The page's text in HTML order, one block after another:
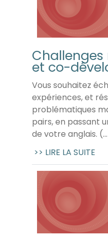
et co-
Vous souhaitez
expériences, et
problématiques
pairs, en passant
de votre anglais.
>> LIRE LA SUITE